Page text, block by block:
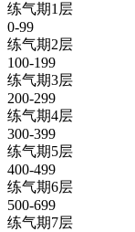
练气期1层
0-99
练气期2层
100-199
练气期3层
200-299
练气期4层
300-399
练气期5层
400-499
练气期6层
500-699
练气期7层